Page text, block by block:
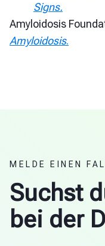
Signs.
Amyloidosis
Amyloidosis.
MELDE EINEN
Suchst
bei der